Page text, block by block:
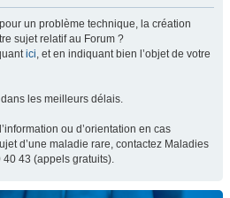
un problème technique, la création
sujet relatif au Forum ?
ici, et en indiquant bien l’objet de votre
les meilleurs délais.
ou d’orientation en cas
d’une maladie rare, contactez Maladies
40 43 (appels gratuits).